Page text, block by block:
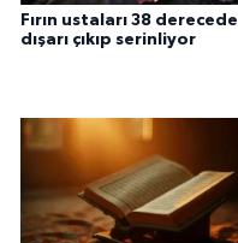
Fırın ustaları 38 derecede
dışarı çıkıp serinliyor